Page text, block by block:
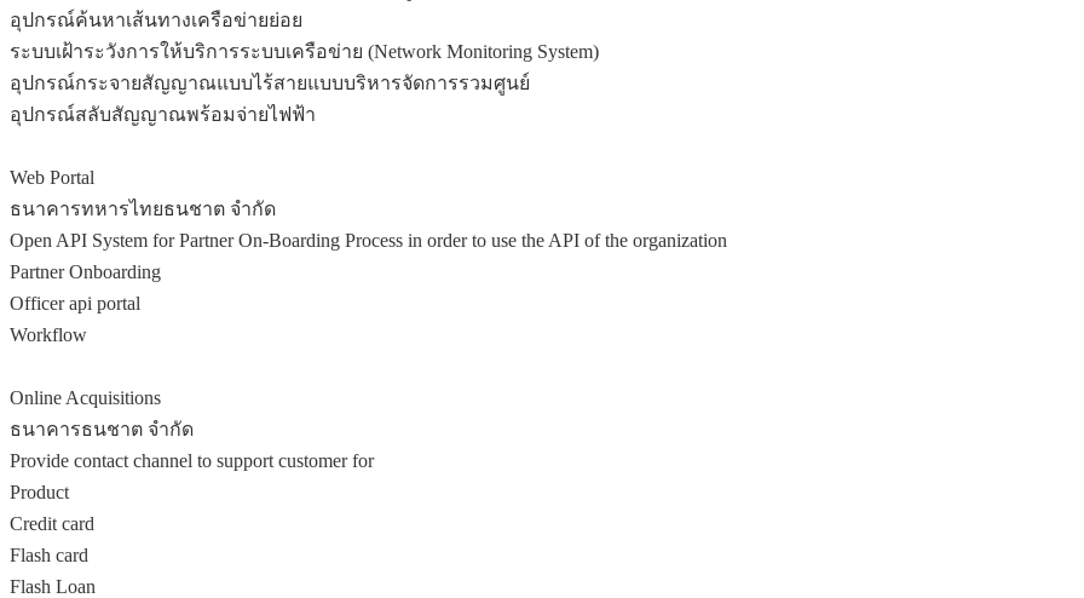
อุปกรณ์ค้นหาเส้นทางเครือข่ายย่อย
ระบบเฝ้าระวังการให้บริการระบบเครือข่าย (Network Monitoring System)
อุปกรณ์กระจายสัญญาณแบบไร้สายแบบบริหารจัดการรวมศูนย์
อุปกรณ์สลับสัญญาณพร้อมจ่ายไฟฟ้า
Web Portal
ธนาคารทหารไทยธนชาต จำกัด
Open API System for Partner On-Boarding Process in order to use the API of the organization
Partner Onboarding
Officer api portal
Workflow
Online Acquisitions
ธนาคารธนชาต จำกัด
Provide contact channel to support customer for
Product
Credit card
Flash card
Flash Loan